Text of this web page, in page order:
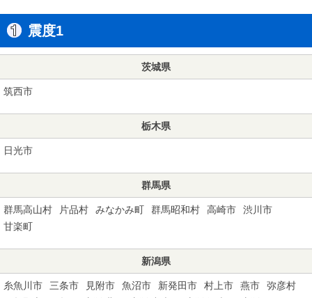
震度1
茨城県
筑西市
栃木県
日光市
群馬県
群馬高山村 片品村 みなかみ町 群馬昭和村 高崎市
渋川市
甘楽町
新潟県
糸魚川市 三条市 見附市 魚沼市 新発田市 村上市 燕市
弥彦村